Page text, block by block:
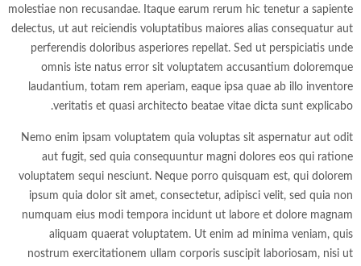
molestiae non recusandae. Itaque earum rerum hic tenetur a sapiente
delectus, ut aut reiciendis voluptatibus maiores alias consequatur aut
perferendis doloribus asperiores repellat. Sed ut perspiciatis unde
omnis iste natus error sit voluptatem accusantium doloremque
laudantium, totam rem aperiam, eaque ipsa quae ab illo inventore
veritatis et quasi architecto beatae vitae dicta sunt explicabo.
Nemo enim ipsam voluptatem quia voluptas sit aspernatur aut odit
aut fugit, sed quia consequuntur magni dolores eos qui ratione
voluptatem sequi nesciunt. Neque porro quisquam est, qui dolorem
ipsum quia dolor sit amet, consectetur, adipisci velit, sed quia non
numquam eius modi tempora incidunt ut labore et dolore magnam
aliquam quaerat voluptatem. Ut enim ad minima veniam, quis
nostrum exercitationem ullam corporis suscipit laboriosam, nisi ut